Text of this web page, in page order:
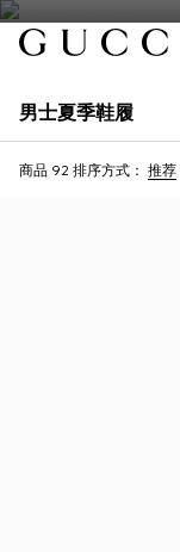
男士夏季鞋履
商品 92 排序方式： 推荐